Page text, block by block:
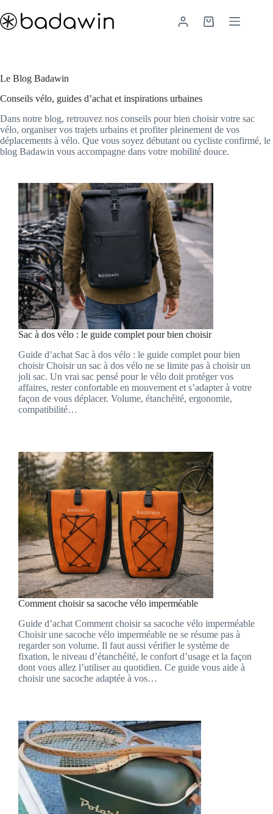
au
contenu
Panier
Le Blog Badawin
Conseils vélo, guides d’achat et inspirations urbaines
Dans notre blog, retrouvez nos conseils pour bien choisir votre sac
vélo, organiser vos trajets urbains et profiter pleinement de vos
déplacements à vélo. Que vous soyez débutant ou cycliste confirmé, le
blog Badawin vous accompagne dans votre mobilité douce.
Sac à dos vélo : le guide complet pour bien choisir
Guide d’achat Sac à dos vélo : le guide complet pour bien
choisir Choisir un sac à dos vélo ne se limite pas à choisir un
joli sac. Un vrai sac pensé pour le vélo doit protéger vos
affaires, rester confortable en mouvement et s’adapter à votre
façon de vous déplacer. Volume, étanchéité, ergonomie,
compatibilité…
Comment choisir sa sacoche vélo imperméable
Guide d’achat Comment choisir sa sacoche vélo imperméable
Choisir une sacoche vélo imperméable ne se résume pas à
regarder son volume. Il faut aussi vérifier le système de
fixation, le niveau d’étanchéité, le confort d’usage et la façon
dont vous allez l’utiliser au quotidien. Ce guide vous aide à
choisir une sacoche adaptée à vos…